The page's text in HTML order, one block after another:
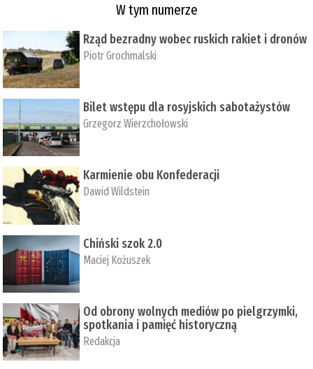
W tym numerze
Rząd bezradny wobec ruskich rakiet i dronów
Piotr Grochmalski
Bilet wstępu dla rosyjskich sabotażystów
Grzegorz Wierzchołowski
Karmienie obu Konfederacji
Dawid Wildstein
Chiński szok 2.0
Maciej Kożuszek
Od obrony wolnych mediów po pielgrzymki,
spotkania i pamięć historyczną
Redakcja